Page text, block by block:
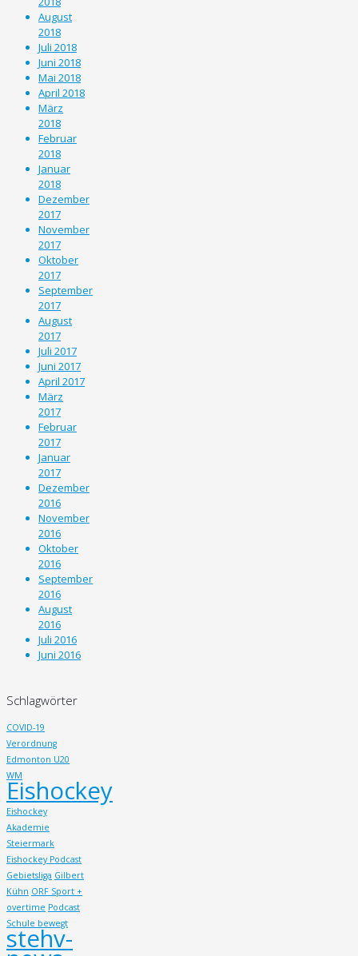
August
2018
Juli 2018
Juni 2018
Mai 2018
April 2018
März
2018
Februar
2018
Januar
2018
Dezember
2017
November
2017
Oktober
2017
September
2017
August
2017
Juli 2017
Juni 2017
April 2017
März
2017
Februar
2017
Januar
2017
Dezember
2016
November
2016
Oktober
2016
September
2016
August
2016
Juli 2016
Juni 2016
Schlagwörter
COVID-19
Verordnung
Edmonton U20
WM
Eishockey
Eishockey
Akademie
Steiermark
Eishockey Podcast
Gebietsliga Gilbert
Kühn ORF Sport +
overtime Podcast
Schule bewegt
stehv-